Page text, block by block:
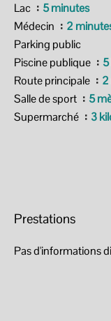
Lac
5 minutes
Médecin
2
Parking public
Piscine publique
Route principale
Salle de sport
5
Supermarché
3
Prestations
Pas d'informations